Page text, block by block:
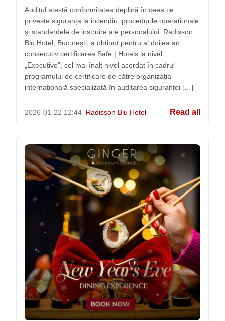
Auditul atestă conformitatea deplină în ceea ce
privește siguranța la incendiu, procedurile operaționale
și standardele de instruire ale personalului. Radisson
Blu Hotel, București, a obținut pentru al doilea an
consecutiv certificarea Safe | Hotels la nivel
„Executive”, cel mai înalt nivel acordat în cadrul
programului de certificare de către organizația
internațională specializată în auditarea siguranței […]
2026-01-22 12:44 Radisson Blu Hotel Read all